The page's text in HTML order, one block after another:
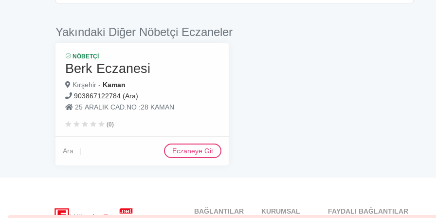
Yakındaki Diğer Nöbetçi Eczaneler
NÖBETÇI
Berk Eczanesi
Kırşehir - Kaman
903867122784 (Ara)
25 ARALIK CAD.NO :28 KAMAN
(0)
Ara Eczaneye Git
BAĞLANTILAR
KURUMSAL
FAYDALI BAĞLANTILAR